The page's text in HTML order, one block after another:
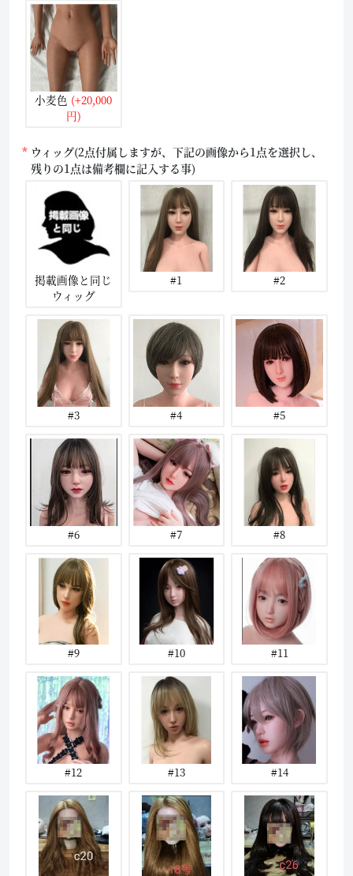
小麦色 (+20,000
円)
ウィッグ(2点付属しますが、下記の画像から1点を選択し、
残りの1点は備考欄に記入する事)
掲載画像と同じ
ウィッグ
#1 #2
#3 #4 #5
#6 #7 #8
#9 #10 #11
#12 #13 #14